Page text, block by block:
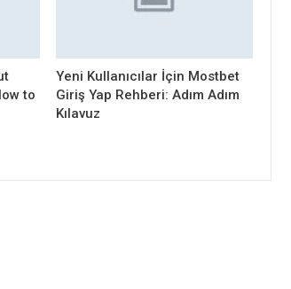
to
Yeni Kullanıcılar İçin Mostbet
Giriş Yap Rehberi: Adım Adım
Kılavuz